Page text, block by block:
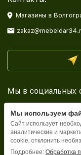
Магазины в
Мы в социальных
Каталог
Мы используем
Сайт использует
аналитические и
cookie, отклонить
Подробнее: Обработка